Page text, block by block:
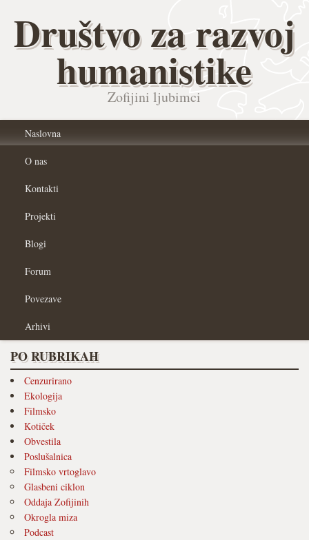
Društvo za razvoj
humanistike
Zofijini ljubimci
Naslovna
O nas
Kontakti
Projekti
Blogi
Forum
Povezave
Arhivi
PO RUBRIKAH
Cenzurirano
Ekologija
Filmsko
Kotiček
Obvestila
Poslušalnica
Filmsko vrtoglavo
Glasbeni ciklon
Oddaja Zofijinih
Okrogla miza
Podcast